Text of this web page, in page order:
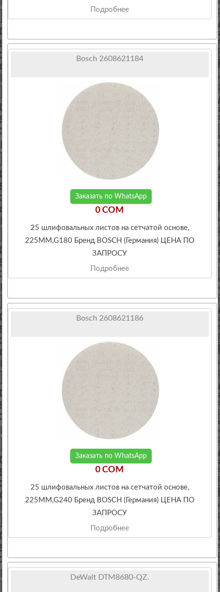
Подробнее
Bosch 2608621184
Заказать по WhatsApp
0 COM
25 шлифовальных листов на сетчатой основе,
225ММ,G180 Бренд BOSCH (Германия) ЦЕНА ПО
ЗАПРОСУ
Подробнее
Bosch 2608621186
Заказать по WhatsApp
0 COM
25 шлифовальных листов на сетчатой основе,
225ММ,G240 Бренд BOSCH (Германия) ЦЕНА ПО
ЗАПРОСУ
Подробнее
DeWalt DTM8680-QZ.